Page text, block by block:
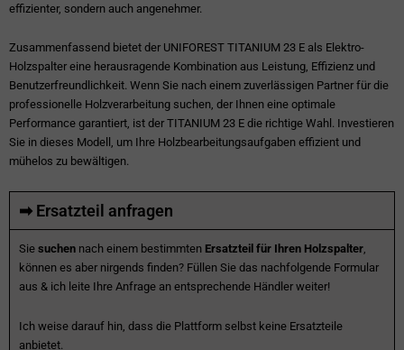
effizienter, sondern auch angenehmer.
Zusammenfassend bietet der UNIFOREST TITANIUM 23 E als Elektro-
Holzspalter eine herausragende Kombination aus Leistung, Effizienz und
Benutzerfreundlichkeit. Wenn Sie nach einem zuverlässigen Partner für die
professionelle Holzverarbeitung suchen, der Ihnen eine optimale
Performance garantiert, ist der TITANIUM 23 E die richtige Wahl. Investieren
Sie in dieses Modell, um Ihre Holzbearbeitungsaufgaben effizient und
mühelos zu bewältigen.
➡ Ersatzteil anfragen
Sie suchen nach einem bestimmten Ersatzteil für Ihren Holzspalter,
können es aber nirgends finden? Füllen Sie das nachfolgende Formular
aus & ich leite Ihre Anfrage an entsprechende Händler weiter!
Ich weise darauf hin, dass die Plattform selbst keine Ersatzteile
anbietet.